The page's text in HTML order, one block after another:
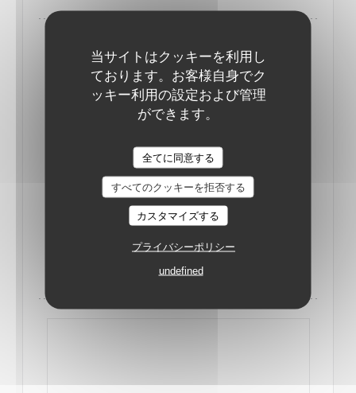
当サイトはクッキーを利用し
ております。お客様自身でク
ッキー利用の設定および管理
ができます。
全てに同意する
すべてのクッキーを拒否する
カスタマイズする
プライバシーポリシー
undefined